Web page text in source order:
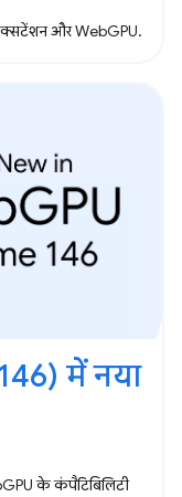
और WebGPU.
में नया
के कंपैटिबिलिटी